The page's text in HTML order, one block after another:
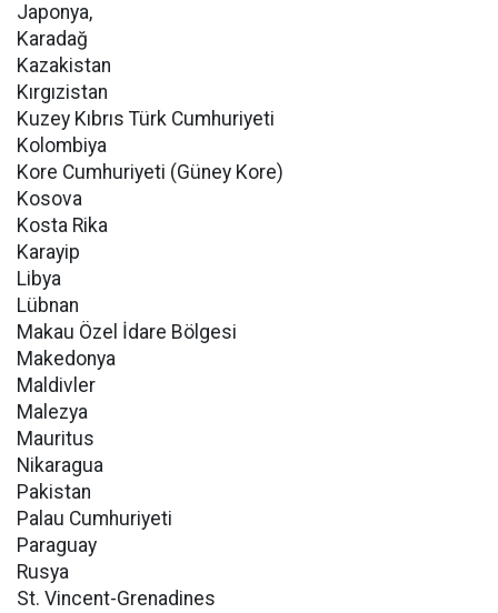
Japonya,
Karadağ
Kazakistan
Kırgızistan
Kuzey Kıbrıs Türk Cumhuriyeti
Kolombiya
Kore Cumhuriyeti (Güney Kore)
Kosova
Kosta Rika
Karayip
Libya
Lübnan
Makau Özel İdare Bölgesi
Makedonya
Maldivler
Malezya
Mauritus
Nikaragua
Pakistan
Palau Cumhuriyeti
Paraguay
Rusya
St. Vincent-Grenadines